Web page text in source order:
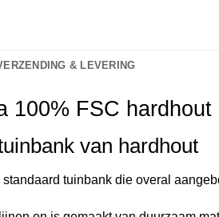
& LEVERING
100% FSC hardhout
van hardhout
tuinbank die overal